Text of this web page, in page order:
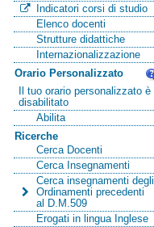
Indicatori corsi di studio
Elenco docenti
Strutture didattiche
Internazionalizzazione
Orario Personalizzato
Il tuo orario personalizzato è
disabilitato
Abilita
Ricerche
Cerca Docenti
Cerca Insegnamenti
Cerca insegnamenti degli
Ordinamenti precedenti
al D.M.509
Erogati in lingua Inglese